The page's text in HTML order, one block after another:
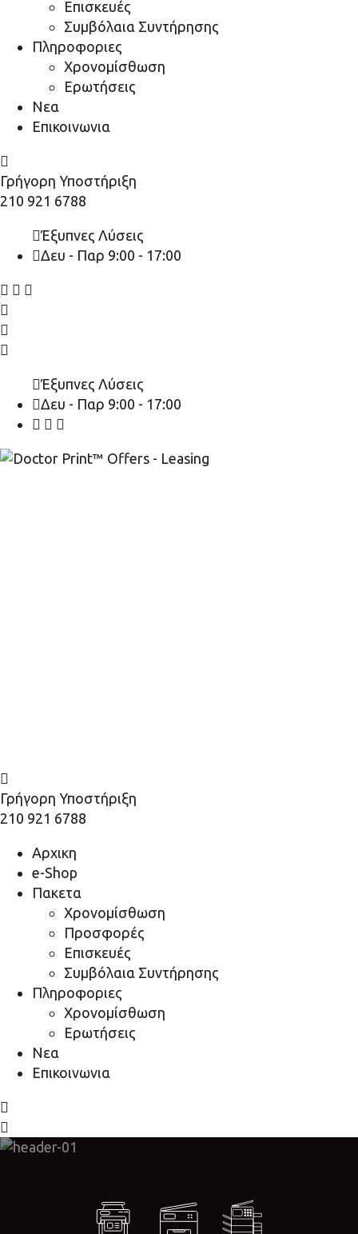
Επισκευές
Συμβόλαια Συντήρησης
Πληροφοριες
Χρονομίσθωση
Ερωτήσεις
Νεα
Επικοινωνια
Γρήγορη Υποστήριξη
210 921 6788
Έξυπνες Λύσεις
Δευ - Παρ 9:00 - 17:00
Έξυπνες Λύσεις
Δευ - Παρ 9:00 - 17:00
Γρήγορη Υποστήριξη
210 921 6788
Αρχικη
e-Shop
Πακετα
Χρονομίσθωση
Προσφορές
Επισκευές
Συμβόλαια Συντήρησης
Πληροφοριες
Χρονομίσθωση
Ερωτήσεις
Νεα
Επικοινωνια